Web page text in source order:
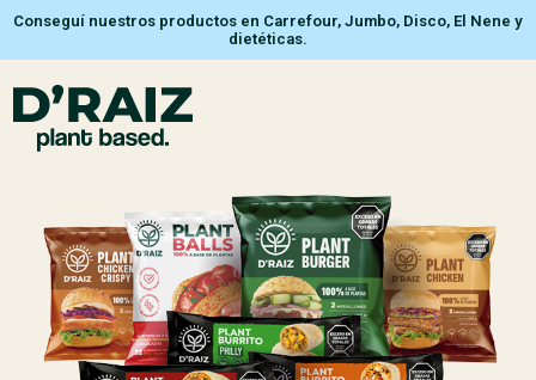
Conseguí nuestros productos en Carrefour, Jumbo, Disco, El Nene y
dietéticas.